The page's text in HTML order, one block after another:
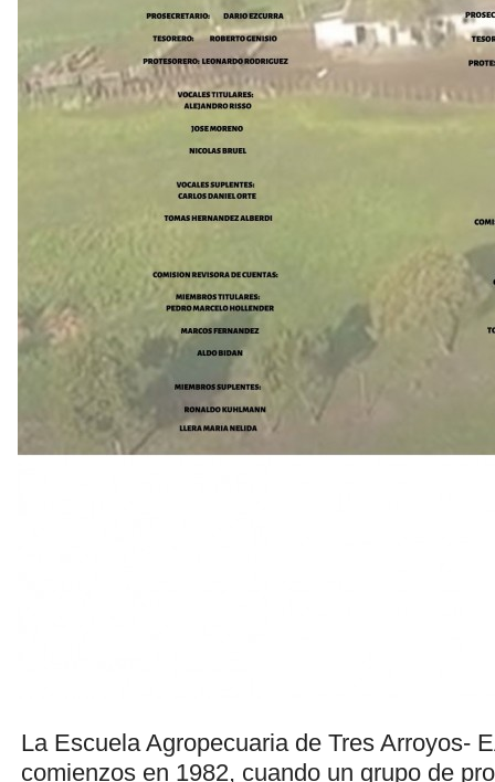
La Escuela Agropecuaria de Tres Arroyos-
comienzos en 1982, cuando un grupo de